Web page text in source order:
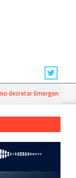
Emergencia